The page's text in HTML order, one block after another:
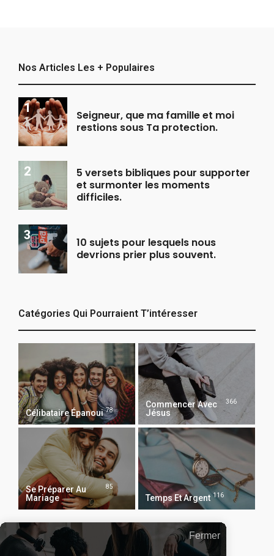
Nos Articles Les + Populaires
Seigneur, que ma famille et moi
restions sous Ta protection.
5 versets bibliques pour supporter
et surmonter les moments
difficiles.
10 sujets pour lesquels nous
devrions prier plus souvent.
Catégories Qui Pourraient T’intéresser
Célibataire Épanoui 78
Commencer Avec
Jésus
366
Se Préparer Au
Mariage
85
Temps Et Argent 116
Recevoir Notre Newsletter Chaque Matin
Fermer